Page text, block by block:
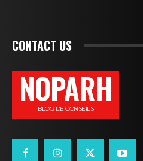
CONTACT US
NOPARH
BLOG DE CONSEILS